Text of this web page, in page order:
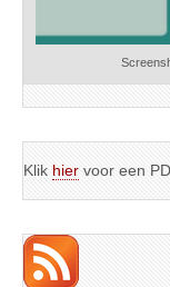
Klik hier voor een